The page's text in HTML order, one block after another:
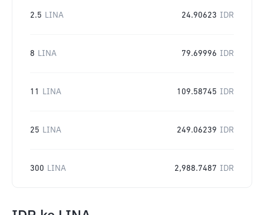
2.5 LINA 24.90623 IDR
8 LINA 79.69996 IDR
11 LINA 109.58745 IDR
25 LINA 249.06239 IDR
300 LINA 2,988.7487 IDR